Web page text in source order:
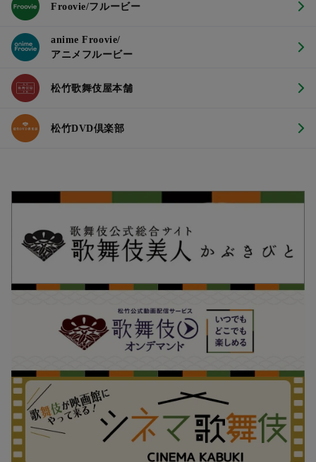
Froovie/フルービー
anime Froovie/
アニメフルービー
松竹歌舞伎屋本舗
松竹DVD倶楽部